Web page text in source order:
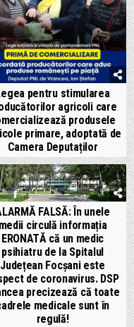
pentru stimularea
agricoli care
produsele
primare, adoptată de
Camera Deputaților
FALSĂ: În unele
medii circulă informația
ERONATĂ că un medic
psihiatru de la Spitalul
Județean Focșani este
de coronavirus. DSP
precizează că toate
medicale sunt în
regulă!